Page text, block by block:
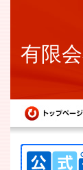
有限